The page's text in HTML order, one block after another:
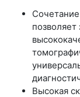
позволяет
Высокая